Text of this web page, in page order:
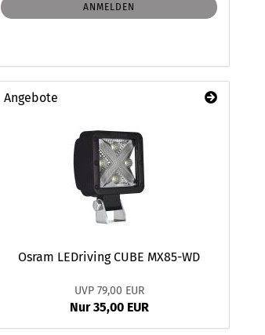
ANMELDUNG
ANMELDEN
Angebote
Osram LEDriving CUBE MX85-WD
UVP 79,00 EUR
Nur 35,00 EUR